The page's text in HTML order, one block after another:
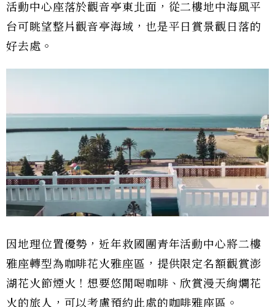
活動中心座落於觀音亭東北面，從二樓地中海風平
台可眺望整片觀音亭海域，也是平日賞景觀日落的
好去處。
因地理位置優勢，近年救國團青年活動中心將二樓
雅座轉型為咖啡花火雅座區，提供限定名額觀賞澎
湖花火節煙火！想要悠閒喝咖啡、欣賞漫天絢爛花
火的旅人，可以考慮預約此處的咖啡雅座區。